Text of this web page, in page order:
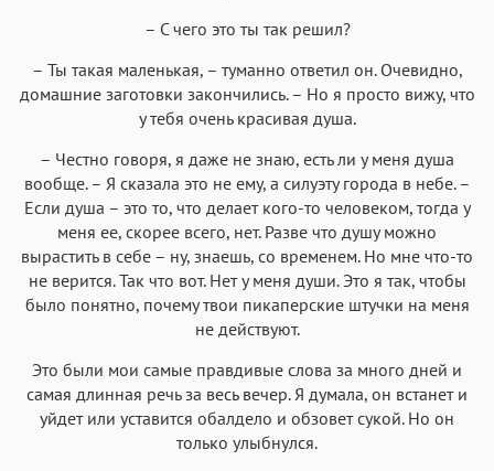
– С чего это ты так решил?
– Ты такая маленькая, – туманно ответил он. Очевидно,
домашние заготовки закончились. – Но я просто вижу, что
у тебя очень красивая душа.
– Честно говоря, я даже не знаю, есть ли у меня душа
вообще. – Я сказала это не ему, а силуэту города в небе. –
Если душа – это то, что делает кого-то человеком, тогда у
меня ее, скорее всего, нет. Разве что душу можно
вырастить в себе – ну, знаешь, со временем. Но мне что-то
не верится. Так что вот. Нет у меня души. Это я так, чтобы
было понятно, почему твои пикаперские штучки на меня
не действуют.
Это были мои самые правдивые слова за много дней и
самая длинная речь за весь вечер. Я думала, он встанет и
уйдет или уставится обалдело и обзовет сукой. Но он
только улыбнулся.